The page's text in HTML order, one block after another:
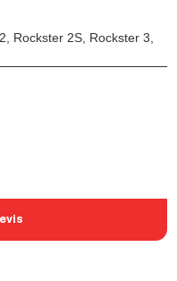
Rockster 2S, Rockster 3,